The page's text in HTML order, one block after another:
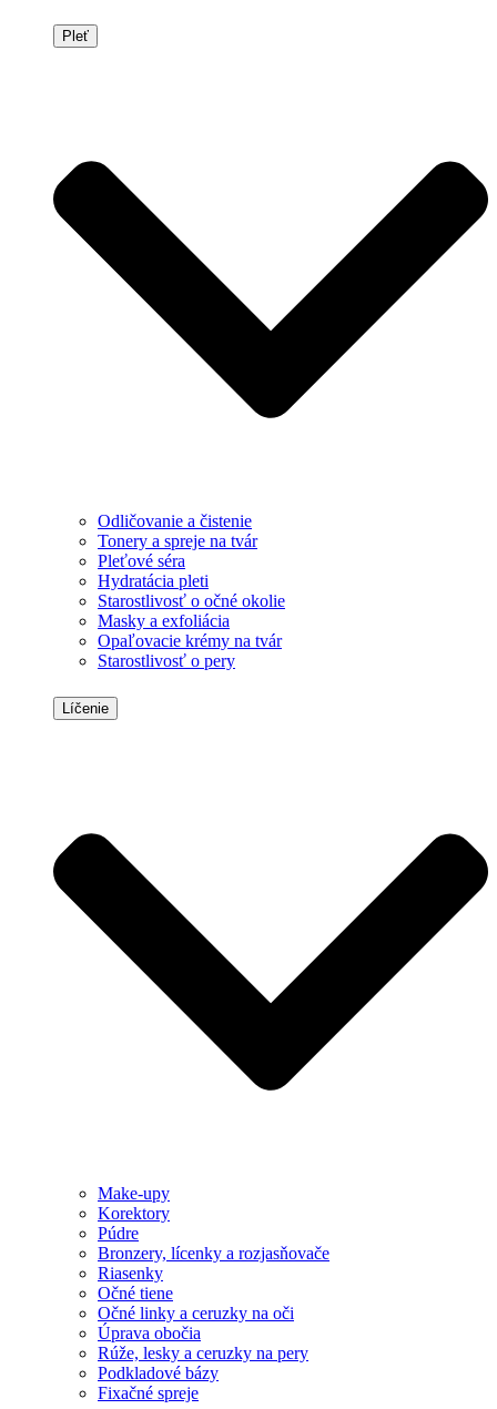
Pleť
Odličovanie a čistenie
Tonery a spreje na tvár
Pleťové séra
Hydratácia pleti
Starostlivosť o očné okolie
Masky a exfoliácia
Opaľovacie krémy na tvár
Starostlivosť o pery
Líčenie
Make-upy
Korektory
Púdre
Bronzery, lícenky a rozjasňovače
Riasenky
Očné tiene
Očné linky a ceruzky na oči
Úprava obočia
Rúže, lesky a ceruzky na pery
Podkladové bázy
Fixačné spreje